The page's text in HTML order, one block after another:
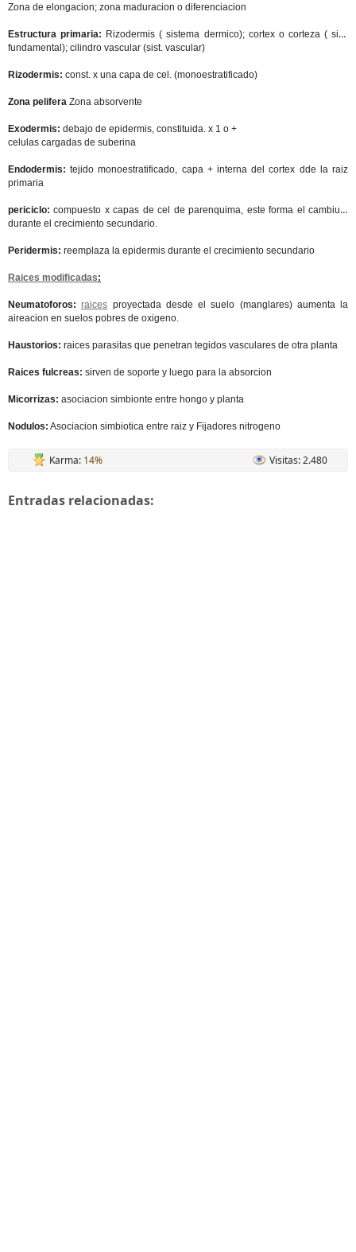
Zona de elongacion; zona maduracion o diferenciacion
Estructura primaria: Rizodermis ( sistema dermico); cortex o corteza ( sist.
fundamental); cilindro vascular (sist. vascular)
Rizodermis: const. x una capa de cel. (monoestratificado)
Zona pelifera Zona absorvente
Exodermis: debajo de epidermis, constituida. x 1 o +
celulas cargadas de suberina
Endodermis: tejido monoestratificado, capa + interna del cortex dde la raiz
primaria
periciclo:compuesto x capas de cel de parenquima, este forma el cambium
durante el crecimiento secundario.
Peridermis: reemplaza la epidermis durante el crecimiento secundario
Raices modificadas:
Neumatoforos:raices proyectada desde el suelo (manglares) aumenta la
aireacion en suelos pobres de oxigeno.
Haustorios: raices parasitas que penetran tegidos vasculares de otra planta
Raices fulcreas: sirven de soporte y luego para la absorcion
Micorrizas: asociacion simbionte entre hongo y planta
Nodulos: Asociacion simbiotica entre raiz y Fijadores nitrogeno
Karma: 14% Visitas: 2.480
Entradas relacionadas: